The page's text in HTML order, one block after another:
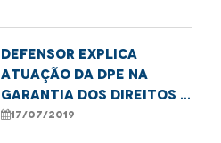
Defensor explica
atuação da DPE na
garantia dos direitos à
saúde
17/07/2019